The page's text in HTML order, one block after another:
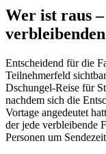
Wer ist raus
Entscheidend für die
Teilnehmerfeld
Dschungel-Reise für
nachdem sich die
Vortage angedeutet
der jede verbleibende
Personen um